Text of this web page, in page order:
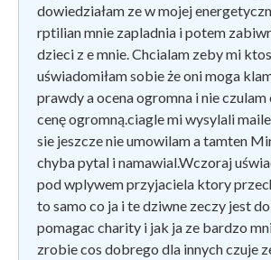
dowiedziałam ze w mojej
rptilian mnie zapladnia i potem
dzieci z e mnie. Chcialam zeby mi
uświadomiłam sobie że oni moga
prawdy a ocena ogromna i nie czulam
cenę ogromną.ciagle mi wysylali
sie jeszcze nie umowilam a tamten
chyba pytal i namawial.Wczoraj
pod wplywem przyjaciela ktory
to samo co ja i te dziwne zeczy jest
pomagac charity i jak ja ze bardzo
zrobie cos dobrego dla innych czuje